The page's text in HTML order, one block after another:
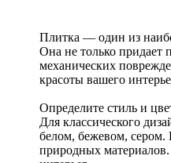
Плитка — один из
Она не только придает
механических
красоты вашего
Определите стиль и
Для классического
белом, бежевом, сером.
природных